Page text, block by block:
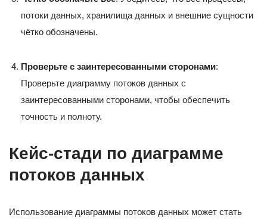
потоки данных, хранилища данных и внешние сущности
чётко обозначены.
Проверьте с заинтересованными сторонами:
Проверьте диаграмму потоков данных с
заинтересованными сторонами, чтобы обеспечить
точность и полноту.
Кейс-стади по диаграмме
потоков данных
Использование диаграммы потоков данных может стать